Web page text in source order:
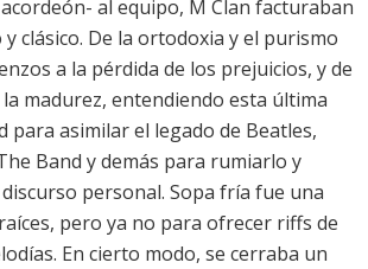
al equipo, M Clan facturaban
clásico. De la ortodoxia y el purismo
a la pérdida de los prejuicios, y de
madurez, entendiendo esta última
para asimilar el legado de Beatles,
Band y demás para rumiarlo y
personal. Sopa fría fue una
pero ya no para ofrecer riffs de
En cierto modo, se cerraba un